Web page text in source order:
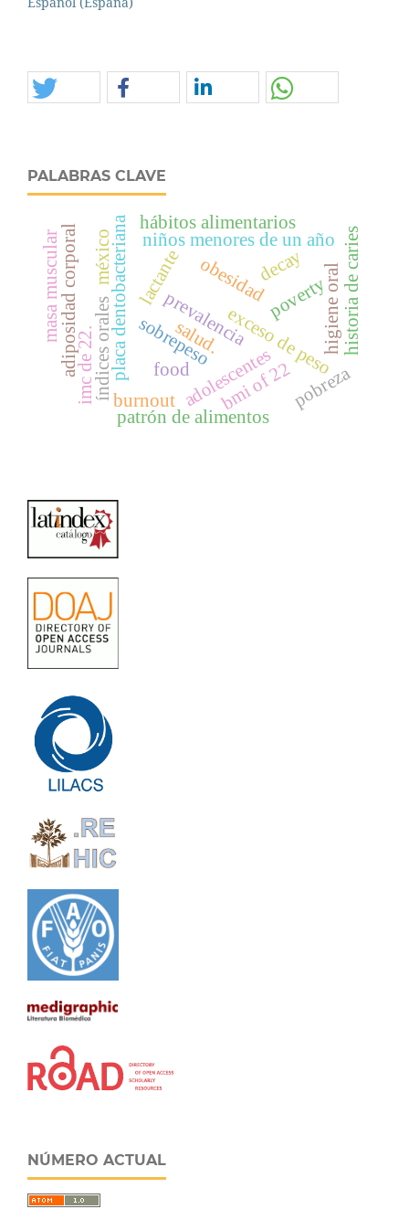
PALABRAS CLAVE
lactante
prevalenciaexceso de peso
sobrepeso
obesidad
niños menores de un año
placa dentobacteriana adolescentes
higiene oralhistoria de caries
índices orales
hábitos alimentarios
decay
patrón de alimentos
bmi of 22
imc de 22. pobreza
méxico
food
poverty
adiposidad corporal
masa muscular salud.
burnout
NÚMERO ACTUAL